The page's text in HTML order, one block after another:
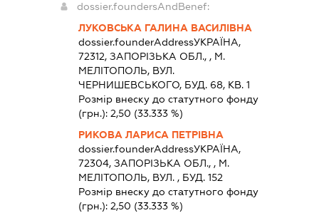
dossier.foundersAndBenef:
ЛУКОВСЬКА ГАЛИНА ВАСИЛІВНА
dossier.founderAddressУКРАЇНА,
72312, ЗАПОРIЗЬКА ОБЛ., , М.
МЕЛІТОПОЛЬ, ВУЛ.
ЧЕРНИШЕВСЬКОГО, БУД. 68, КВ. 1
Розмір внеску до статутного фонду
(грн.):2,50 (33.333 %)
РИКОВА ЛАРИСА ПЕТРІВНА
dossier.founderAddressУКРАЇНА,
72304, ЗАПОРIЗЬКА ОБЛ., , М.
МЕЛІТОПОЛЬ, ВУЛ. , БУД. 152
Розмір внеску до статутного фонду
(грн.):2,50 (33.333 %)